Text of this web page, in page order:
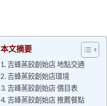
本文摘要
吉蜂蒸餃創始店 地點交通
吉蜂蒸餃創始店環境
吉峰蒸餃創始店 價目表
吉峰蒸餃創始店 推薦餐點